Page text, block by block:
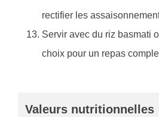
rectifier les
Servir avec du riz basmati
choix pour un repas
Valeurs nutritionnelles